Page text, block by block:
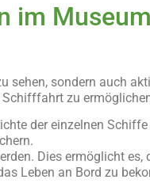
im
sehen, sondern auch
Schifffahrt zu
der einzelnen
Dies ermöglicht es,
Leben an Bord zu